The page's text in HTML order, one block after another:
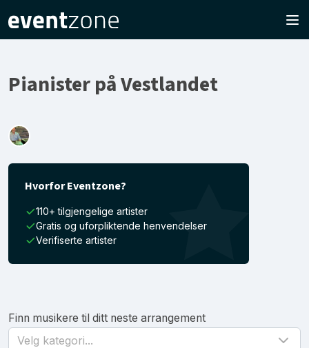
Pianister på Vestlandet
Hvorfor Eventzone?
110+ tilgjengelige artister
Gratis og uforpliktende henvendelser
Verifiserte artister
Finn musikere til ditt neste arrangement
Velg kategori...